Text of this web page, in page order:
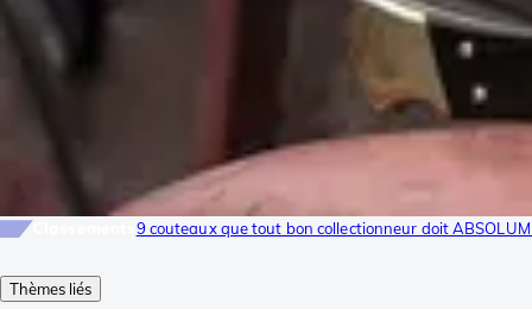
Thèmes liés
9 couteaux que tout bon collectionneur doit